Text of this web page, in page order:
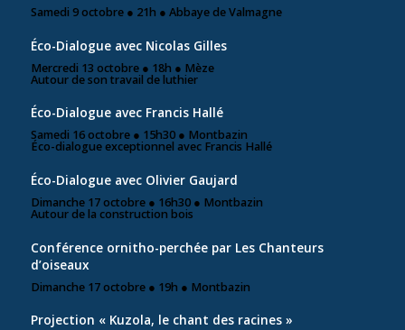
Samedi 9 octobre ● 21h ● Abbaye de Valmagne
Éco-Dialogue avec Nicolas Gilles
Mercredi 13 octobre ● 18h ● Mèze
Autour de son travail de luthier
Éco-Dialogue avec Francis Hallé
Samedi 16 octobre ● 15h30 ● Montbazin
Éco-dialogue exceptionnel avec Francis Hallé
Éco-Dialogue avec Olivier Gaujard
Dimanche 17 octobre ● 16h30 ● Montbazin
Autour de la construction bois
Conférence ornitho-perchée par Les Chanteurs
d’oiseaux
Dimanche 17 octobre ● 19h ● Montbazin
Projection « Kuzola, le chant des racines »